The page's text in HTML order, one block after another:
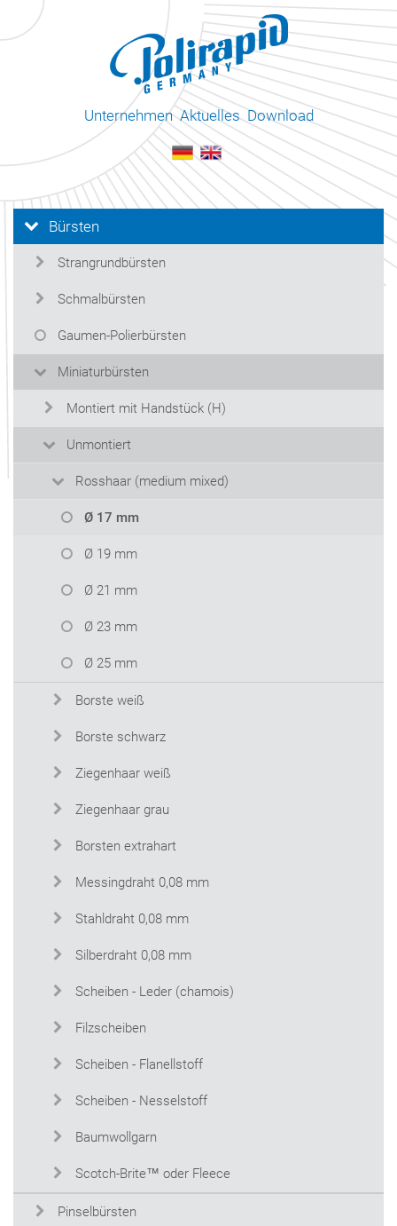
Unternehmen Aktuelles Download
Bürsten
Strangrundbürsten
Schmalbürsten
Gaumen-Polierbürsten
Miniaturbürsten
Montiert mit Handstück (H)
Unmontiert
Rosshaar (medium mixed)
Ø 17 mm
Ø 19 mm
Ø 21 mm
Ø 23 mm
Ø 25 mm
Borste weiß
Borste schwarz
Ziegenhaar weiß
Ziegenhaar grau
Borsten extrahart
Messingdraht 0,08 mm
Stahldraht 0,08 mm
Silberdraht 0,08 mm
Scheiben - Leder (chamois)
Filzscheiben
Scheiben - Flanellstoff
Scheiben - Nesselstoff
Baumwollgarn
Scotch-Brite™ oder Fleece
Pinselbürsten